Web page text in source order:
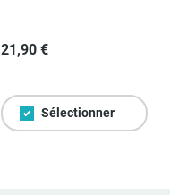
21,90 €
Sélectionner